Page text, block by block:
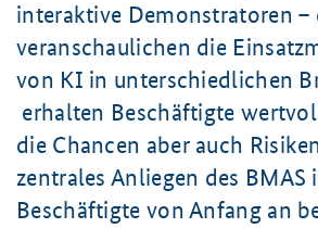
interaktive Demonstratoren –
veranschaulichen die
von KI in unterschiedlichen
erhalten Beschäftigte
die Chancen aber auch
zentrales Anliegen des BMAS
Beschäftigte von Anfang an